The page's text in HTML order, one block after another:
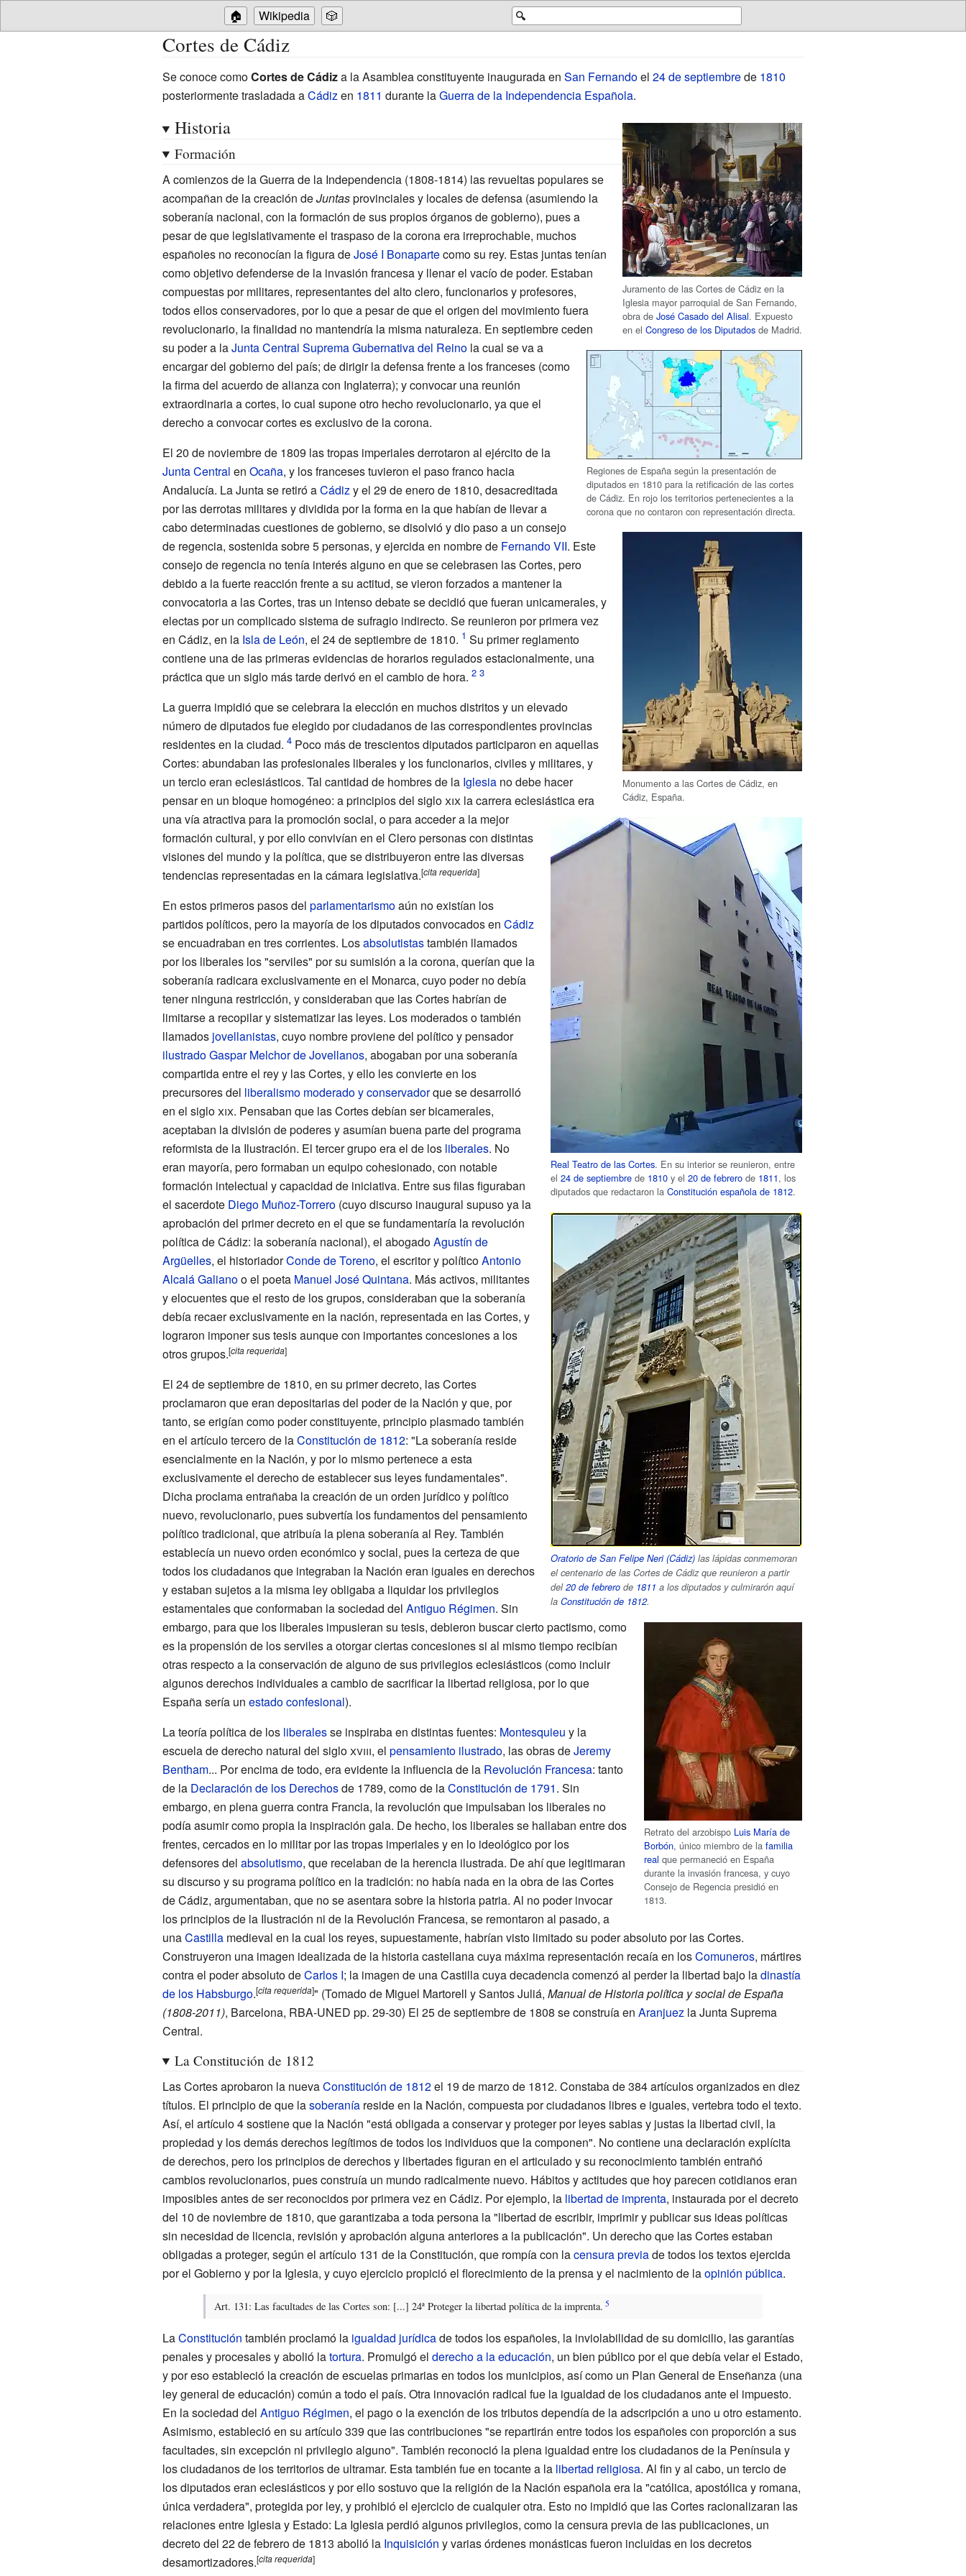
🔍
🏠 Wikipedia 🎲
Cortes de Cádiz
Se conoce comoCortes de Cádiza la Asamblea constituyente inaugurada en San Fernandoel 24 de septiembrede 1810
posteriormente trasladada aCádiz en 1811 durante laGuerra de la Independencia Española.
Juramento de las Cortes de Cádiz en la
Iglesia mayor parroquial de San Fernando,
obra deJosé Casado del Alisal. Expuesto
en elCongreso de los Diputados de Madrid.
Historia
Regiones de España según la presentación de
diputados en 1810 para la retificación de las cortes
de Cádiz. En rojo los territorios pertenecientes a la
corona que no contaron con representación directa.
Monumento a las Cortes de Cádiz, en
Cádiz, España.
Formación
A comienzos de la Guerra de la Independencia (1808-1814) las revueltas populares se
acompañan de la creación deJuntasprovinciales y locales de defensa (asumiendo la
soberanía nacional, con la formación de sus propios órganos de gobierno), pues a
pesar de que legislativamente el traspaso de la corona era irreprochable, muchos
españoles no reconocían la figura deJosé I Bonapartecomo su rey. Estas juntas tenían
como objetivo defenderse de la invasión francesa y llenar el vacío de poder. Estaban
compuestas por militares, representantes del alto clero, funcionarios y profesores,
todos ellos conservadores, por lo que a pesar de que el origen del movimiento fuera
revolucionario, la finalidad no mantendría la misma naturaleza. En septiembre ceden
su poder a laJunta Central Suprema Gubernativa del Reinola cual se va a
encargar del gobierno del país; de dirigir la defensa frente a los franceses (como
la firma del acuerdo de alianza con Inglaterra); y convocar una reunión
extraordinaria a cortes, lo cual supone otro hecho revolucionario, ya que el
derecho a convocar cortes es exclusivo de la corona.
El 20 de noviembre de 1809 las tropas imperiales derrotaron al ejército de la
Junta Central en Ocaña, y los franceses tuvieron el paso franco hacia
Andalucía. La Junta se retiró aCádiz y el 29 de enero de 1810, desacreditada
por las derrotas militares y dividida por la forma en la que habían de llevar a
cabo determinadas cuestiones de gobierno, se disolvió y dio paso a un consejo
de regencia, sostenida sobre 5 personas, y ejercida en nombre de Fernando VII. Este
consejo de regencia no tenía interés alguno en que se celebrasen las Cortes, pero
debido a la fuerte reacción frente a su actitud, se vieron forzados a mantener la
convocatoria a las Cortes, tras un intenso debate se decidió que fueran unicamerales, y
electas por un complicado sistema de sufragio indirecto. Se reunieron por primera vez
en Cádiz, en la Isla de León, el 24 de septiembre de 1810.
Su primer reglamento
contiene una de las primeras evidencias de horarios regulados estacionalmente, una
práctica que un siglo más tarde derivó en el cambio de hora.
Real Teatro de las Cortes. En su interior se reunieron, entre
el24 de septiembre de 1810 y el20 de febrero de 1811, los
diputados que redactaron laConstitución española de 1812.
Oratorio de San Felipe Neri (Cádiz) las lápidas conmemoran
el centenario de las Cortes de Cádiz que reunieron a partir
del20 de febrero de 1811 a los diputados y culmirarón aquí
laConstitución de 1812.
La guerra impidió que se celebrara la elección en muchos distritos y un elevado
número de diputados fue elegido por ciudadanos de las correspondientes provincias
residentes en la ciudad. Poco más de trescientos diputados participaron en aquellas
Cortes: abundaban las profesionales liberales y los funcionarios, civiles y militares, y
un tercio eran eclesiásticos. Tal cantidad de hombres de la Iglesiano debe hacer
pensar en un bloque homogéneo: a principios del sigloxix la carrera eclesiástica era
una vía atractiva para la promoción social, o para acceder a la mejor
formación cultural, y por ello convivían en el Clero personas con distintas
visiones del mundo y la política, que se distribuyeron entre las diversas
tendencias representadas en la cámara legislativa.[cita requerida]
Retrato del arzobispo Luis María de
Borbón, único miembro de lafamilia
real que permaneció en España
durante la invasión francesa, y cuyo
Consejo de Regencia presidió en
1813.
En estos primeros pasos del parlamentarismoaún no existían los
partidos políticos, pero la mayoría de los diputados convocados en Cádiz
se encuadraban en tres corrientes. Losabsolutistastambién llamados
por los liberales los "serviles" por su sumisión a la corona, querían que la
soberanía radicara exclusivamente en el Monarca, cuyo poder no debía
tener ninguna restricción, y consideraban que las Cortes habrían de
limitarse a recopilar y sistematizar las leyes. Los moderados o también
llamados jovellanistas, cuyo nombre proviene del político y pensador
ilustradoGaspar Melchor de Jovellanos, abogaban por una soberanía
compartida entre el rey y las Cortes, y ello les convierte en los
precursores del liberalismo moderado y conservadorque se desarrolló
en el sigloxix. Pensaban que las Cortes debían ser bicamerales,
aceptaban la división de poderes y asumían buena parte del programa
reformista de la Ilustración. El tercer grupo era el de los liberales. No
eran mayoría, pero formaban un equipo cohesionado, con notable
formación intelectual y capacidad de iniciativa. Entre sus filas figuraban
el sacerdote Diego Muñoz-Torrero(cuyo discurso inaugural supuso ya la
aprobación del primer decreto en el que se fundamentaría la revolución
política de Cádiz: la soberanía nacional), el abogadoAgustín de
Argüelles, el historiadorConde de Toreno, el escritor y políticoAntonio
Alcalá Galianoo el poeta Manuel José Quintana. Más activos, militantes
y elocuentes que el resto de los grupos, consideraban que la soberanía
debía recaer exclusivamente en la nación, representada en las Cortes, y
lograron imponer sus tesis aunque con importantes concesiones a los
otros grupos.[cita requerida]
El 24 de septiembre de 1810, en su primer decreto, las Cortes
proclamaron que eran depositarias del poder de la Nación y que, por
tanto, se erigían como poder constituyente, principio plasmado también
en el artículo tercero de laConstitución de 1812: "La soberanía reside
esencialmente en la Nación, y por lo mismo pertenece a esta
exclusivamente el derecho de establecer sus leyes fundamentales".
Dicha proclama entrañaba la creación de un orden jurídico y político
nuevo, revolucionario, pues subvertía los fundamentos del pensamiento
político tradicional, que atribuía la plena soberanía al Rey. También
establecía un nuevo orden económico y social, pues la certeza de que
todos los ciudadanos que integraban la Nación eran iguales en derechos
y estaban sujetos a la misma ley obligaba a liquidar los privilegios
estamentales que conformaban la sociedad del Antiguo Régimen. Sin
embargo, para que los liberales impusieran su tesis, debieron buscar cierto pactismo, como
es la propensión de los serviles a otorgar ciertas concesiones si al mismo tiempo recibían
otras respecto a la conservación de alguno de sus privilegios eclesiásticos (como incluir
algunos derechos individuales a cambio de sacrificar la libertad religiosa, por lo que
España sería un estado confesional).
La teoría política de los liberalesse inspiraba en distintas fuentes: Montesquieu y la
escuela de derecho natural del sigloxviii, el pensamiento ilustrado, las obras deJeremy
Bentham... Por encima de todo, era evidente la influencia de la Revolución Francesa: tanto
de la Declaración de los Derechosde 1789, como de laConstitución de 1791. Sin
embargo, en plena guerra contra Francia, la revolución que impulsaban los liberales no
podía asumir como propia la inspiración gala. De hecho, los liberales se hallaban entre dos
frentes, cercados en lo militar por las tropas imperiales y en lo ideológico por los
defensores del absolutismo, que recelaban de la herencia ilustrada. De ahí que legitimaran
su discurso y su programa político en la tradición: no había nada en la obra de las Cortes
de Cádiz, argumentaban, que no se asentara sobre la historia patria. Al no poder invocar
los principios de la Ilustración ni de la Revolución Francesa, se remontaron al pasado, a
unaCastillamedieval en la cual los reyes, supuestamente, habrían visto limitado su poder absoluto por las Cortes.
Construyeron una imagen idealizada de la historia castellana cuya máxima representación recaía en losComuneros, mártires
contra el poder absoluto deCarlos I; la imagen de una Castilla cuya decadencia comenzó al perder la libertad bajo ladinastía
de los Habsburgo.[cita requerida]" (Tomado de Miguel Martorell y Santos Juliá, Manual de Historia política y social de España
(1808-2011), Barcelona, RBA-UNED pp. 29-30) El 25 de septiembre de 1808 se construía en Aranjuez la Junta Suprema
Central.
La Constitución de 1812
Las Cortes aprobaron la nuevaConstitución de 1812el 19 de marzo de 1812. Constaba de 384 artículos organizados en diez
títulos. El principio de que lasoberaníareside en la Nación, compuesta por ciudadanos libres e iguales, vertebra todo el texto.
Así, el artículo 4 sostiene que la Nación "está obligada a conservar y proteger por leyes sabias y justas la libertad civil, la
propiedad y los demás derechos legítimos de todos los individuos que la componen". No contiene una declaración explícita
de derechos, pero los principios de derechos y libertades figuran en el articulado y su reconocimiento también entrañó
cambios revolucionarios, pues construía un mundo radicalmente nuevo. Hábitos y actitudes que hoy parecen cotidianos eran
imposibles antes de ser reconocidos por primera vez en Cádiz. Por ejemplo, la libertad de imprenta, instaurada por el decreto
del 10 de noviembre de 1810, que garantizaba a toda persona la "libertad de escribir, imprimir y publicar sus ideas políticas
sin necesidad de licencia, revisión y aprobación alguna anteriores a la publicación". Un derecho que las Cortes estaban
obligadas a proteger, según el artículo 131 de la Constitución, que rompía con lacensura previade todos los textos ejercida
por el Gobierno y por la Iglesia, y cuyo ejercicio propició el florecimiento de la prensa y el nacimiento de laopinión pública.
Art. 131: Las facultades de las Cortes son: [...] 24ª Proteger la libertad política de la imprenta.
LaConstitución también proclamó la igualdad jurídicade todos los españoles, la inviolabilidad de su domicilio, las garantías
penales y procesales y abolió latortura. Promulgó el derecho a la educación, un bien público por el que debía velar el Estado,
y por eso estableció la creación de escuelas primarias en todos los municipios, así como un Plan General de Enseñanza (una
ley general de educación) común a todo el país. Otra innovación radical fue la igualdad de los ciudadanos ante el impuesto.
En la sociedad del Antiguo Régimen, el pago o la exención de los tributos dependía de la adscripción a uno u otro estamento.
Asimismo, estableció en su artículo 339 que las contribuciones "se repartirán entre todos los españoles con proporción a sus
facultades, sin excepción ni privilegio alguno". También reconoció la plena igualdad entre los ciudadanos de la Península y
los ciudadanos de los territorios de ultramar. Esta también fue en tocante a la libertad religiosa. Al fin y al cabo, un tercio de
los diputados eran eclesiásticos y por ello sostuvo que la religión de la Nación española era la "católica, apostólica y romana,
única verdadera", protegida por ley, y prohibió el ejercicio de cualquier otra. Esto no impidió que las Cortes racionalizaran las
relaciones entre Iglesia y Estado: La Iglesia perdió algunos privilegios, como la censura previa de las publicaciones, un
decreto del 22 de febrero de 1813 abolió la Inquisición y varias órdenes monásticas fueron incluidas en los decretos
desamortizadores.[cita requerida]